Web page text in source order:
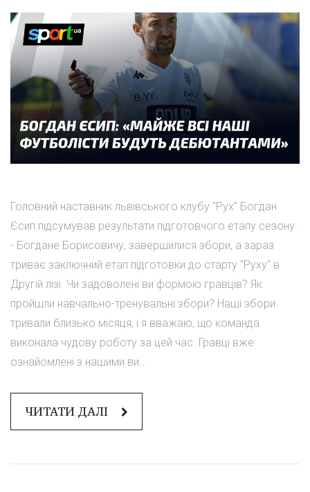
Головний наставник львівського клубу "Рух" Богдан
Єсип підсумував результати підготовчого етапу сезону.
- Богдане Борисовичу, завершилися збори, а зараз
триває заключний етап підготовки до старту "Руху" в
Другій лізі. Чи задоволені ви формою гравців? Як
пройшли навчально-тренувальні збори? Наші збори
тривали близько місяця, і я вважаю, що команда
виконала чудову роботу за цей час. Гравці вже
ознайомлені з нашими ви...
ЧИТАТИ ДАЛІ